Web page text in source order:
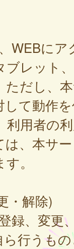
WEBにア
ブレット
ただし、
て動作
用者の
、本サ
。
・解除)
、変更
行うも